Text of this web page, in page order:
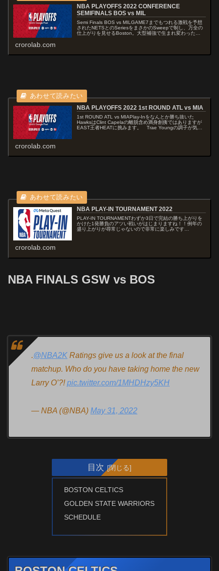
NBA PLAYOFFS 2022 CONFERENCE
SEMIFINALS BOS vs MIL
Semi Finals BOS vs MILGAME7までもつれる激戦を予想
されたNETSとのSeriesをまさかのSweepで制し、万全の
仕上がりを見せるBoston。大型補強で生まれ変わった
crorolab.com
NBA PLAYOFFS 2022 1st ROUND ATL vs MIA
1st ROUND ATL vs MIAPlay-Inをなんとか勝ち抜いた
HawksはClint Capelaの離脱含め満身創痍ではありますが
EAST王者HEATに挑みます。 Trae Youngの調子が気に
crorolab.com
NBA PLAY-IN TOURNAMENT 2022
PLAY-IN TOURNAMENTわずか3日で完結の勝ち上がりを
かけた1発勝負のアツい戦いがはじまりますね！！例年の
盛り上がりが尋常じゃないので非常に楽しみです
crorolab.com
NBA FINALS GSW vs BOS
.@NBA2K Ratings give us a look at the final
matchup. Who do you have taking home the new
Larry O’?!pic.twitter.com/1MHDHzy5KH
— NBA (@NBA) May 31, 2022
目次
BOSTON CELTICS
GOLDEN STATE WARRIORS
SCHEDULE